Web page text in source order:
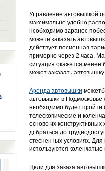
Управление автовышкой
максимально удобно
необходимо заранее
можете заказать
действует посменная
примерно через 2 часа.
ситуация окажется менее
может заказать автовышку
Аренда автовышки
автовышки в Подмосковье
необходимо будет
телескопические и
основе их
добраться до
стесненных условиях.
используются коленчатые
Цели для заказа